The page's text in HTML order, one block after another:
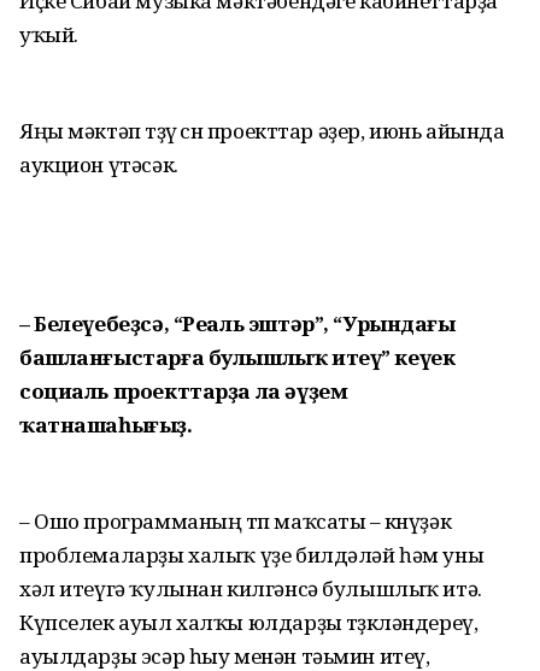
уҡый.
Яңы мәктәп төҙөү өсөн проект­тар әҙер, июнь айында
аукцион үтә­сәк.
– Белеүебеҙсә, “Реаль эш­тәр”, “Урындағы
башланғыс­тар­ға булышлыҡ итеү” кеүек
социаль проекттарҙа ла әүҙем
ҡатнашаһығыҙ.
– Ошо программаның төп маҡ­саты – көнүҙәк
проблемаларҙы халыҡ үҙе билдәләй һәм уны
хәл итеүгә ҡулынан килгәнсә булыш­лыҡ итә.
Күпселек ауыл халҡы юл­дарҙы төҙөкләндереү,
ауыл­дарҙы эсәр һыу менән тәьмин итеү,